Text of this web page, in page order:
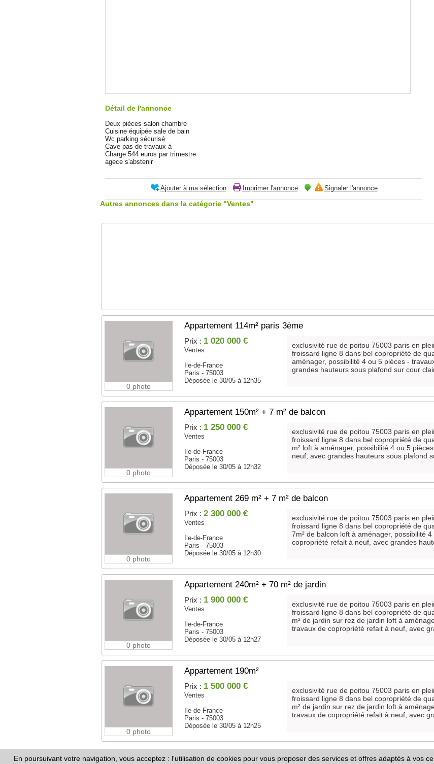
Détail de l'annonce
Deux pièces salon chambre
Cuisine équipée sale de bain
Wc parking sécurisé
Cave pas de travaux à
Charge 544 euros par trimestre
agece s'abstenir
Ajouter à ma sélection Imprimer l'annonce Signaler l'annonce
Autres annonces dans la catégorie "Ventes"
0 photo
Appartement 114m² paris 3ème
Prix : 1 020 000 €
Ventes
Ile-de-France
Paris - 75003
Déposée le 30/05 à 12h35
exclusivité rue de poitou 75003 paris en
froissard ligne 8 dans bel copropriété de
aménager, possibilité 4 ou 5 pièces -
grandes hauteurs sous plafond sur cour
0 photo
Appartement 150m² + 7 m² de balcon
Prix : 1 250 000 €
Ventes
Ile-de-France
Paris - 75003
Déposée le 30/05 à 12h32
exclusivité rue de poitou 75003 paris en
froissard ligne 8 dans bel copropriété de
m² loft à aménager, possibilité 4 ou 5
neuf, avec grandes hauteurs sous plafond
0 photo
Appartement 269 m² + 7 m² de balcon
Prix :2 300 000 €
Ventes
Ile-de-France
Paris - 75003
Déposée le 30/05 à 12h30
exclusivité rue de poitou 75003 paris en
froissard ligne 8 dans bel copropriété de
7m² de balcon loft à aménager, possibilité
copropriété refait à neuf, avec grandes
0 photo
Appartement 240m² + 70 m² de jardin
Prix : 1 900 000 €
Ventes
Ile-de-France
Paris - 75003
Déposée le 30/05 à 12h27
exclusivité rue de poitou 75003 paris en
froissard ligne 8 dans bel copropriété de
m² de jardin sur rez de jardin loft à
travaux de copropriété refait à neuf, avec
0 photo
Appartement 190m²
Prix : 1 500 000 €
Ventes
Ile-de-France
Paris - 75003
Déposée le 30/05 à 12h25
exclusivité rue de poitou 75003 paris en
froissard ligne 8 dans bel copropriété de
m² de jardin sur rez de jardin loft à
travaux de copropriété refait à neuf, avec
En poursuivant votre navigation, vous acceptez : l'utilisation de cookies pour vous proposer des services et offres adaptés à vos